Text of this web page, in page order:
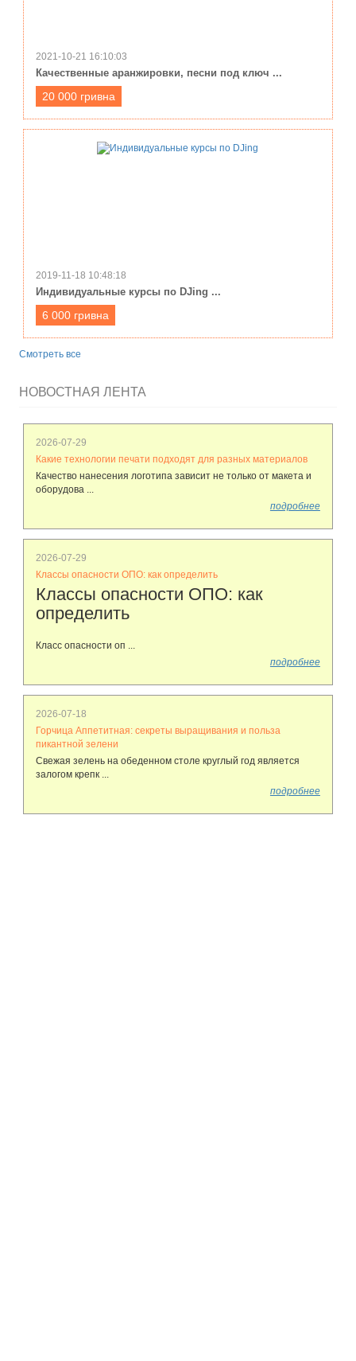
2021-10-21 16:10:03
Качественные аранжировки, песни под ключ ...
20 000 гривна
2019-11-18 10:48:18
Индивидуальные курсы по DJing ...
6 000 гривна
Смотреть все
НОВОСТНАЯ ЛЕНТА
2026-07-29
Какие технологии печати подходят для разных материалов
Качество нанесения логотипа зависит не только от макета и
оборудова ...
подробнее
2026-07-29
Классы опасности ОПО: как определить
Классы опасности ОПО: как
определить
Класс опасности оп ...
подробнее
2026-07-18
Горчица Аппетитная: секреты выращивания и польза
пикантной зелени
Свежая зелень на обеденном столе круглый год является
залогом крепк ...
подробнее